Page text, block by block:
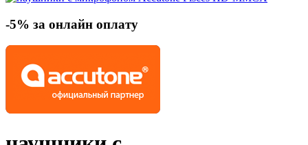
-5% за онлайн оплату